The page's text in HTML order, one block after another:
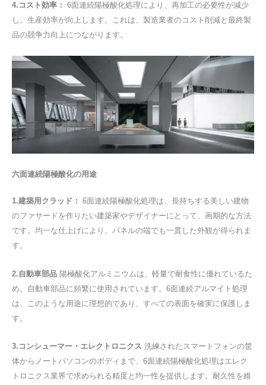
4.コスト効率： 6面連続陽極酸化処理により、再加工の必要性が減少
し、生産効率が向上します。これは、製造業者のコスト削減と最終製
品の競争力向上につながります。
六面連続陽極酸化の用途
1.建築用クラッド： 6面連続陽極酸化処理は、長持ちする美しい建物
のファサードを作りたい建築家やデザイナーにとって、画期的な方法
です。均一な仕上げにより、パネルの端でも一貫した外観が得られま
す。
2.自動車部品 陽極酸化アルミニウムは、軽量で耐食性に優れているた
め、自動車部品に頻繁に使用されています。6面連続アルマイト処理
は、このような用途に理想的であり、すべての表面を確実に保護しま
す。
3.コンシューマー・エレクトロニクス 洗練されたスマートフォンの筐
体からノートパソコンのボディまで、6面連続陽極酸化処理はエレク
トロニクス業界で求められる精度と均一性を提供します。耐久性を維